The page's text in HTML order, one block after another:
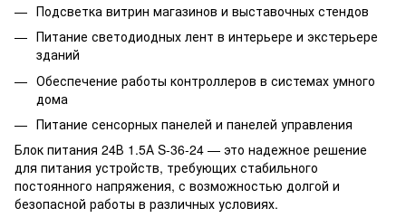
Подсветка витрин магазинов и выставочных стендов
Питание светодиодных лент в интерьере и экстерьере
зданий
Обеспечение работы контроллеров в системах умного
дома
Питание сенсорных панелей и панелей управления
Блок питания 24В 1.5А S-36-24 — это надежное решение
для питания устройств, требующих стабильного
постоянного напряжения, с возможностью долгой и
безопасной работы в различных условиях.